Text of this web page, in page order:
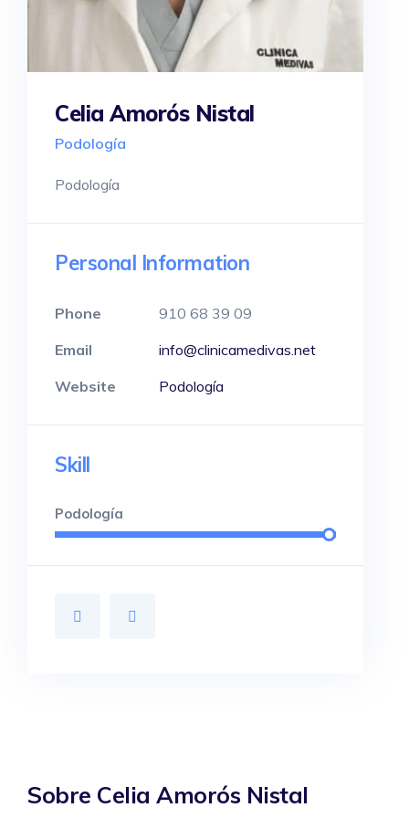
Celia Amorós Nistal
Podología
Podología
Personal Information
Phone
910 68 39 09
Email
info@clinicamedivas.net
Website
Podología
Skill
Podología
Sobre Celia Amorós Nistal